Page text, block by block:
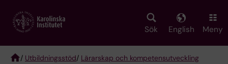
main
Sök English Meny
/ Utbildningsstöd/ Lärarskap och kompetensutveckling